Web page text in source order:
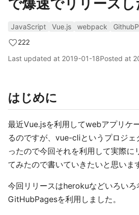
で爆速でリリース
JavaScript Vue.js webpack
222
Last updated at 2019-01-18Posted at
はじめに
最近Vue.jsを利用してwebアプリケ
るのですが、vue-cliというプロジェ
ったので今回それを利用して実際に
てみたので書いていきたいと思いま
今回リリースはherokuなどいろいろ
GitHubPagesを利用しました。